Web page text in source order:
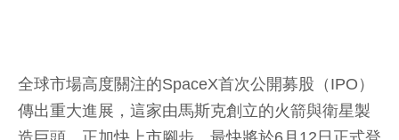
全球市場高度關注的SpaceX首次公開募股（IPO）
傳出重大進展，這家由馬斯克創立的火箭與衛星製